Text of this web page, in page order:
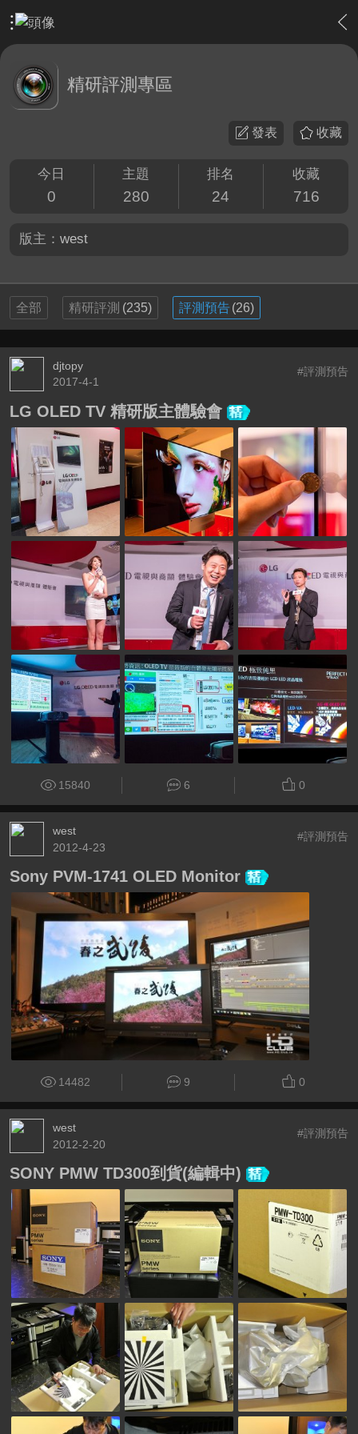
站務中心 › 精研評測專區
精研評測專區
收藏
發表
今日
0
主題
280
排名
24
收藏
716
版主： west
全部 精研評測 (235) 評測預告(26)
djtopy
2017-4-1
#評測預告
LG OLED TV 精研版主體驗會
15840 6 0
west
2012-4-23
#評測預告
Sony PVM-1741 OLED Monitor
14482 9 0
west
2012-2-20
#評測預告
SONY PMW TD300到貨(編輯中)